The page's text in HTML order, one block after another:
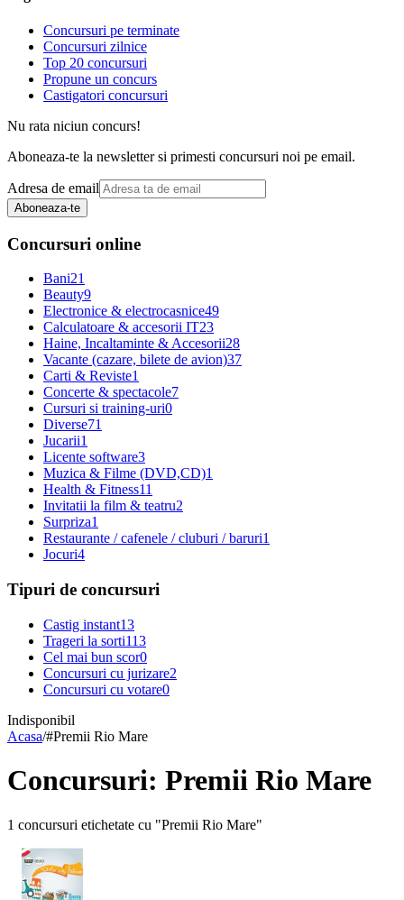
Concursuri pe terminate
Concursuri zilnice
Top 20 concursuri
Propune un concurs
Castigatori concursuri
Nu rata niciun concurs!
Aboneaza-te la newsletter si primesti concursuri noi pe email.
Adresa de email
Aboneaza-te
Concursuri online
Bani21
Beauty9
Electronice & electrocasnice49
Calculatoare & accesorii IT23
Haine, Incaltaminte & Accesorii28
Vacante (cazare, bilete de avion)37
Carti & Reviste1
Concerte & spectacole7
Cursuri si training-uri0
Diverse71
Jucarii1
Licente software3
Muzica & Filme (DVD,CD)1
Health & Fitness11
Invitatii la film & teatru2
Surpriza1
Restaurante / cafenele / cluburi / baruri1
Jocuri4
Tipuri de concursuri
Castig instant13
Trageri la sorti113
Cel mai bun scor0
Concursuri cu jurizare2
Concursuri cu votare0
Indisponibil
Acasa/#Premii Rio Mare
Concursuri: Premii Rio Mare
1 concursuri etichetate cu "Premii Rio Mare"